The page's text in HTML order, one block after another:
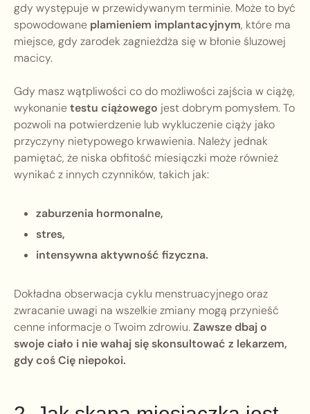
gdy występuje w przewidywanym terminie. Może to być
spowodowane plamieniem implantacyjnym, które ma
miejsce, gdy zarodek zagnieżdża się w błonie śluzowej
macicy.
Gdy masz wątpliwości co do możliwości zajścia w ciążę,
wykonanietestu ciążowego jest dobrym pomysłem. To
pozwoli na potwierdzenie lub wykluczenie ciąży jako
przyczyny nietypowego krwawienia. Należy jednak
pamiętać, że niska obfitość miesiączki może również
wynikać z innych czynników, takich jak:
zaburzenia hormonalne,
stres,
intensywna aktywność fizyczna.
Dokładna obserwacja cyklu menstruacyjnego oraz
zwracanie uwagi na wszelkie zmiany mogą przynieść
cenne informacje o Twoim zdrowiu.Zawsze dbaj o
swoje ciało i nie wahaj się skonsultować z lekarzem,
gdy coś Cię niepokoi.